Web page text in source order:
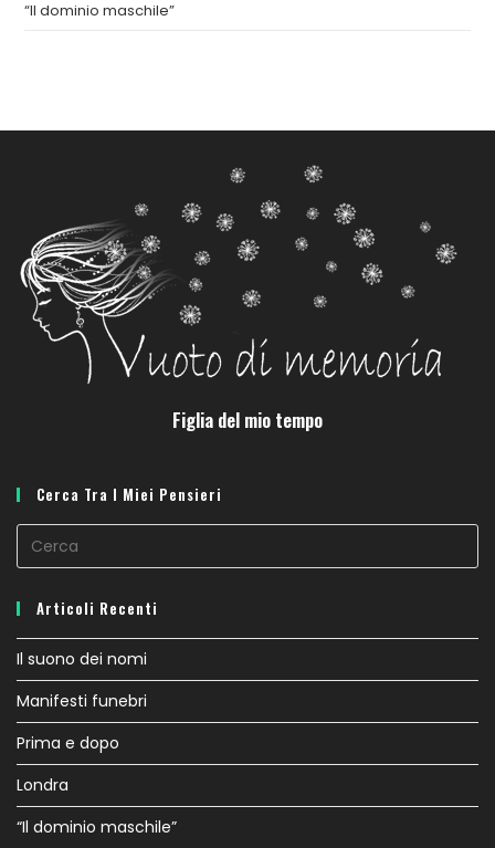
“Il dominio maschile”
Figlia del mio tempo
Cerca Tra I Miei Pensieri
Articoli Recenti
Il suono dei nomi
Manifesti funebri
Prima e dopo
Londra
“Il dominio maschile”